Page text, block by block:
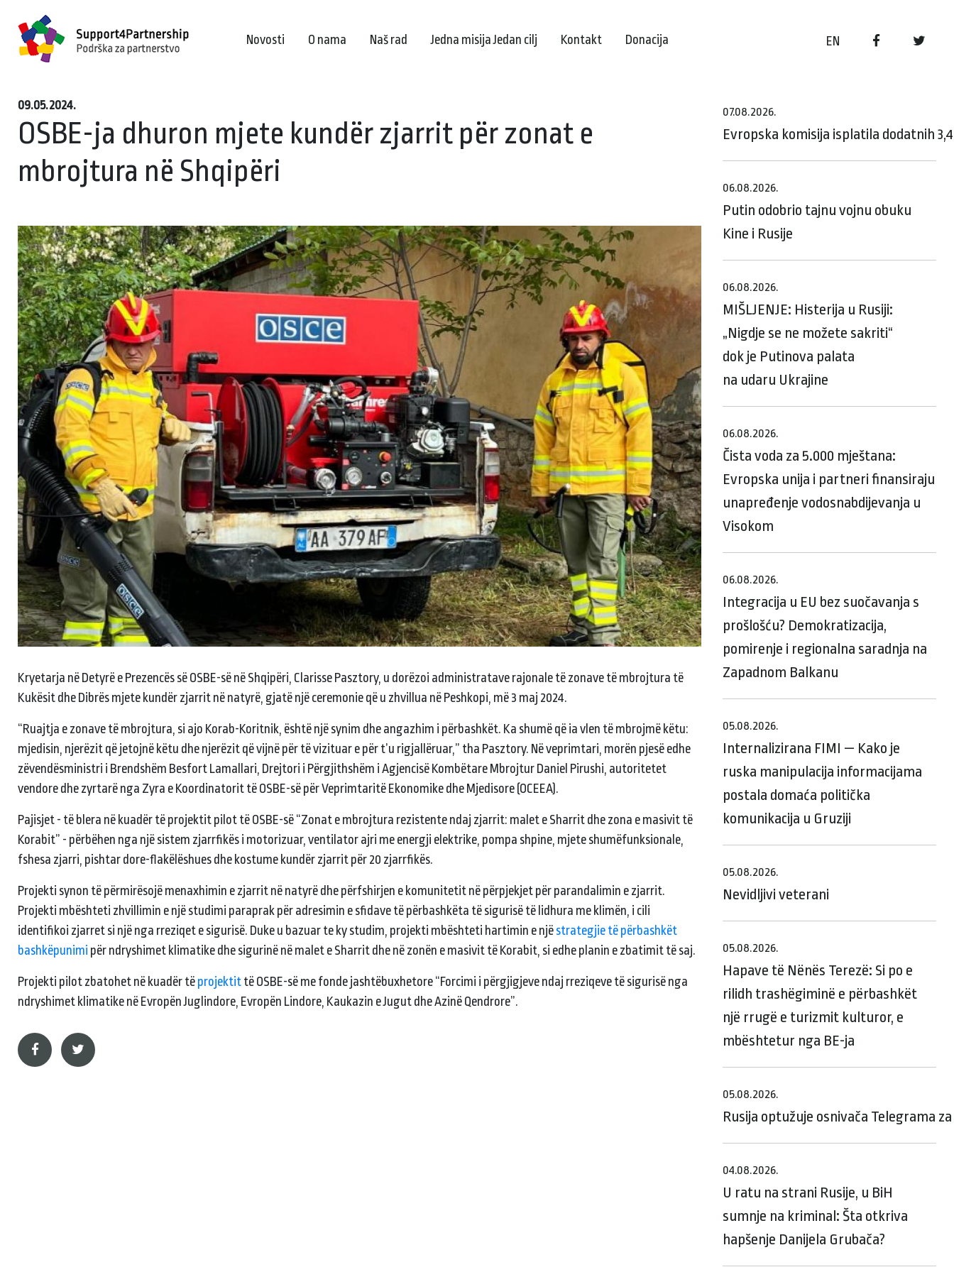
EN
Novosti O nama Naš rad Jedna misija Jedan cilj Kontakt Donacija
09.05.2024.
OSBE-ja dhuron mjete kundër zjarrit për zonat e
mbrojtura në Shqipëri
Kryetarja në Detyrë e Prezencës së OSBE-së në Shqipëri, Clarisse Pasztory, u dorëzoi administratave rajonale të zonave të mbrojtura të
Kukësit dhe Dibrës mjete kundër zjarrit në natyrë, gjatë një ceremonie që u zhvillua në Peshkopi, më 3 maj 2024.
“Ruajtja e zonave të mbrojtura, si ajo Korab-Koritnik, është një synim dhe angazhim i përbashkët. Ka shumë që ia vlen të mbrojmë këtu:
mjedisin, njerëzit që jetojnë këtu dhe njerëzit që vijnë për të vizituar e për t’u rigjallëruar,” tha Pasztory. Në veprimtari, morën pjesë edhe
zëvendësministri i Brendshëm Besfort Lamallari, Drejtori i Përgjithshëm i Agjencisë Kombëtare Mbrojtur Daniel Pirushi, autoritetet
vendore dhe zyrtarë nga Zyra e Koordinatorit të OSBE-së për Veprimtaritë Ekonomike dhe Mjedisore (OCEEA).
Pajisjet - të blera në kuadër të projektit pilot të OSBE-së “Zonat e mbrojtura rezistente ndaj zjarrit: malet e Sharrit dhe zona e masivit të
Korabit” - përbëhen nga një sistem zjarrfikës i motorizuar, ventilator ajri me energji elektrike, pompa shpine, mjete shumëfunksionale,
fshesa zjarri, pishtar dore-flakëlëshues dhe kostume kundër zjarrit për 20 zjarrfikës.
Projekti synon të përmirësojë menaxhimin e zjarrit në natyrë dhe përfshirjen e komunitetit në përpjekjet për parandalimin e zjarrit.
Projekti mbështeti zhvillimin e një studimi paraprak për adresimin e sfidave të përbashkëta të sigurisë të lidhura me klimën, i cili
identifikoi zjarret si një nga rreziqet e sigurisë. Duke u bazuar te ky studim, projekti mbështeti hartimin e një strategjie të përbashkët
bashkëpunimi për ndryshimet klimatike dhe sigurinë në malet e Sharrit dhe në zonën e masivit të Korabit, si edhe planin e zbatimit të saj.
Projekti pilot zbatohet në kuadër të projektit të OSBE-së me fonde jashtëbuxhetore “Forcimi i përgjigjeve ndaj rreziqeve të sigurisë nga
ndryshimet klimatike në Evropën Juglindore, Evropën Lindore, Kaukazin e Jugut dhe Azinë Qendrore”.
07.08.2026.
Evropska komisija isplatila dodatnih
06.08.2026.
Putin odobrio tajnu vojnu obuku
Kine i Rusije
06.08.2026.
MIŠLJENJE: Histerija u Rusiji:
„Nigdje se ne možete sakriti“
dok je Putinova palata
na udaru Ukrajine
06.08.2026.
Čista voda za 5.000 mještana:
Evropska unija i partneri finansiraju
unapređenje vodosnabdijevanja u
Visokom
06.08.2026.
Integracija u EU bez suočavanja s
prošlošću? Demokratizacija,
pomirenje i regionalna saradnja na
Zapadnom Balkanu
05.08.2026.
Internalizirana FIMI — Kako je
ruska manipulacija informacijama
postala domaća politička
komunikacija u Gruziji
05.08.2026.
Nevidljivi veterani
05.08.2026.
Hapave të Nënës Terezë: Si po e
rilidh trashëgiminë e përbashkët
një rrugë e turizmit kulturor, e
mbështetur nga BE-ja
05.08.2026.
Rusija optužuje osnivača Telegrama
04.08.2026.
U ratu na strani Rusije, u BiH
sumnje na kriminal: Šta otkriva
hapšenje Danijela Grubača?